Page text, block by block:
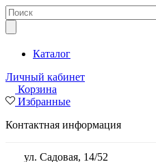
Каталог
Личный кабинет
Корзина
Избранные
Контактная информация
ул. Садовая, 14/52